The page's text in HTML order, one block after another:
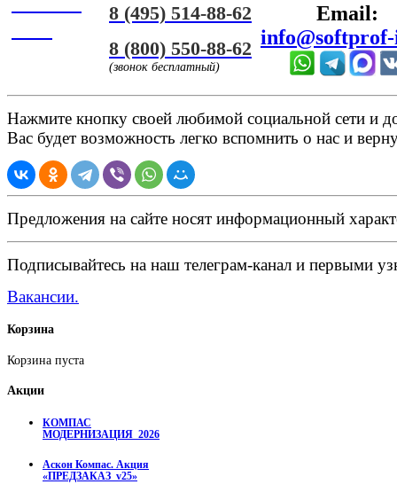
8 (495) 514-88-62
8 (800) 550-88-62
(звонок бесплатный)
Email:
Нажмите кнопку своей любимой социальной сети и
Вас будет возможность легко вспомнить о нас и
Предложения на сайте носят информационный
Подписывайтесь на наш телеграм-канал и первыми
Вакансии.
Корзина
Корзина пуста
Акции
КОМПАС
МОДЕРНИЗАЦИЯ_2026
Аскон Компас. Акция
«ПРЕДЗАКАЗ_v25»